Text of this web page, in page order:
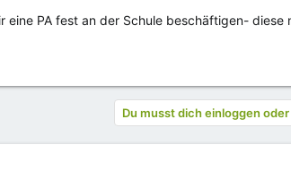
PA fest an der Schule beschäftigen- diese
Du musst dich einloggen